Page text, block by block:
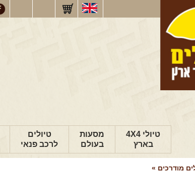
טיולי 4X4
בארץ
מסעות
בעולם
טיולים
לרכב פנאי
מודרכים »